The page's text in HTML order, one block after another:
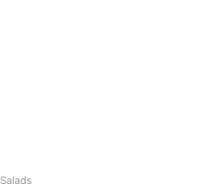
Salads